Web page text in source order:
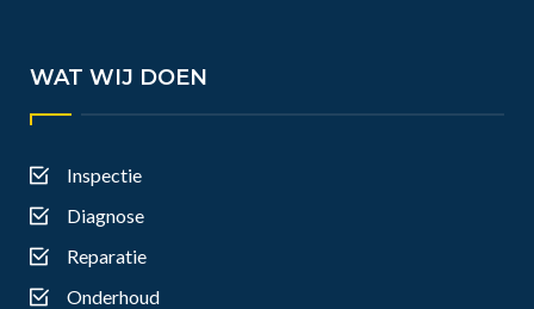
WAT WIJ DOEN
Inspectie
Diagnose
Reparatie
Onderhoud